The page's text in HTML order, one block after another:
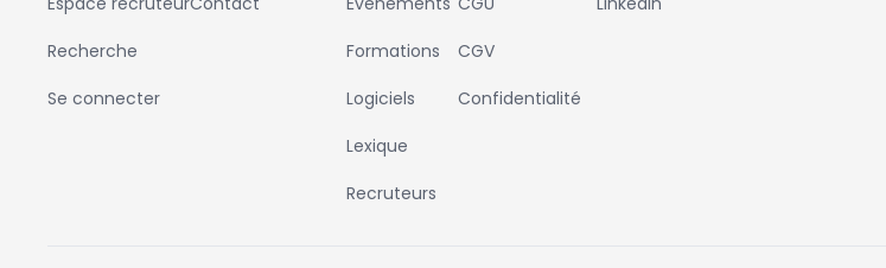
Recherche
Se connecter
Formations
Logiciels
Lexique
Recruteurs
CGV
Confidentialité